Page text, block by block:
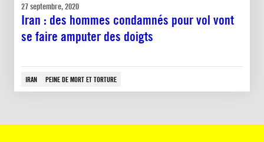
27 septembre, 2020
Iran : des hommes condamnés pour vol vont
se faire amputer des doigts
IRAN PEINE DE MORT ET TORTURE